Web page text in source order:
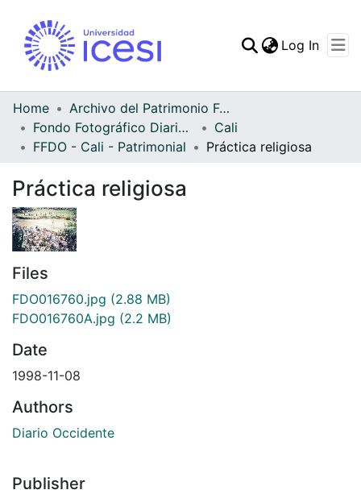
Statistics
Log In
Home
Archivo del Patrimonio Fotográfico y Fílmico del Valle del Cauca
Fondo Fotográfico Diario Occidente
Cali
FFDO - Cali - Patrimonial
Práctica religiosa
Práctica religiosa
Files
FDO016760.jpg (2.88 MB)
FDO016760A.jpg (2.2 MB)
Date
1998-11-08
Authors
Diario Occidente
Publisher